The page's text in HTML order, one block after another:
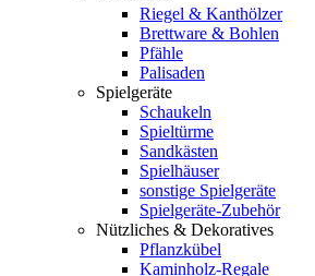
Riegel & Kanthölzer
Brettware & Bohlen
Pfähle
Palisaden
Spielgeräte
Schaukeln
Spieltürme
Sandkästen
Spielhäuser
sonstige Spielgeräte
Spielgeräte-Zubehör
Nützliches & Dekoratives
Pflanzkübel
Kaminholz-Regale